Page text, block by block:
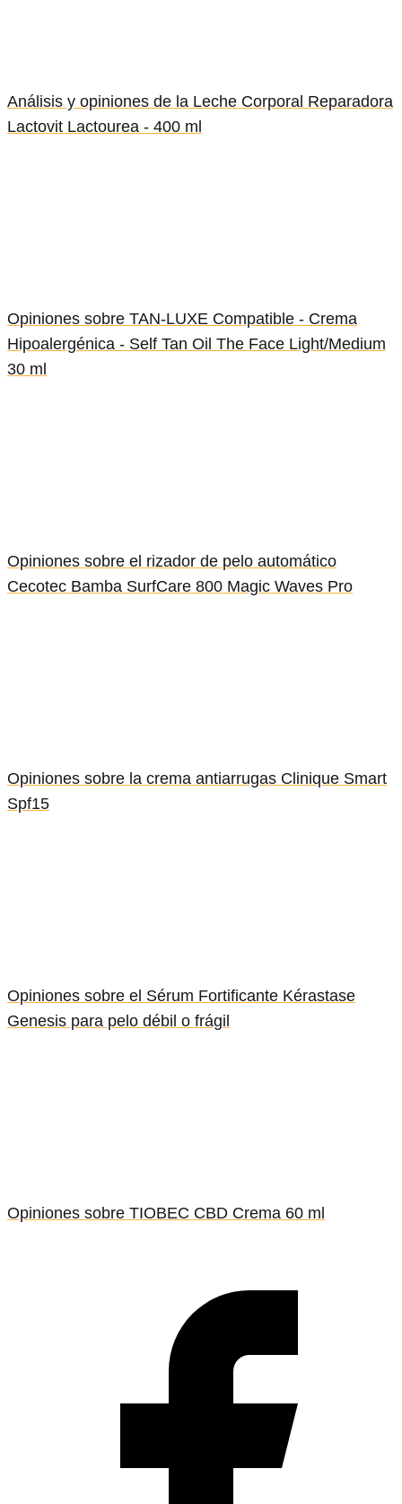
Análisis y opiniones de la Leche Corporal Reparadora
Lactovit Lactourea - 400 ml
Opiniones sobre TAN-LUXE Compatible - Crema
Hipoalergénica - Self Tan Oil The Face Light/Medium
30 ml
Opiniones sobre el rizador de pelo automático
Cecotec Bamba SurfCare 800 Magic Waves Pro
Opiniones sobre la crema antiarrugas Clinique Smart
Spf15
Opiniones sobre el Sérum Fortificante Kérastase
Genesis para pelo débil o frágil
Opiniones sobre TIOBEC CBD Crema 60 ml